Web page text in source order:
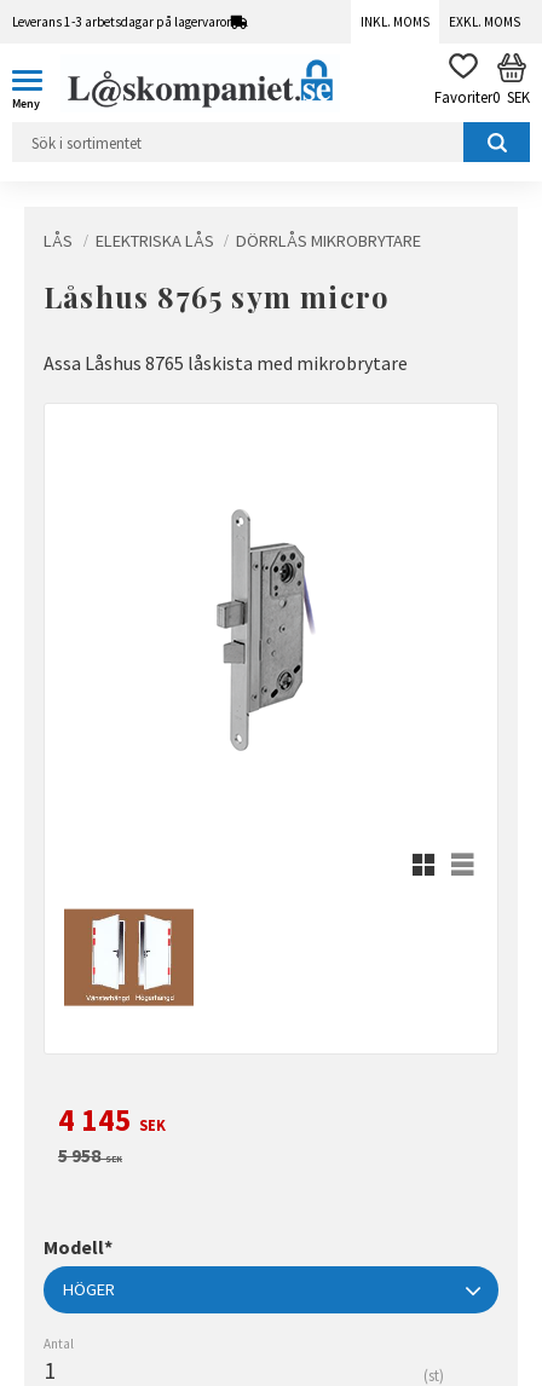
Leverans 1-3 arbetsdagar på lagervaror INKL. MOMS EXKL. MOMS
FAVORITER
0 SEK
LÅS ELEKTRISKA LÅS DÖRRLÅS MIKROBRYTARE
Låshus 8765 sym micro
Assa Låshus 8765 låskista med mikrobrytare
Rutnätsvy
Listvy
Nedsatt pris:
4 145 SEK
Ordinarie pris:
5 958SEK
Modell*
Antal
st